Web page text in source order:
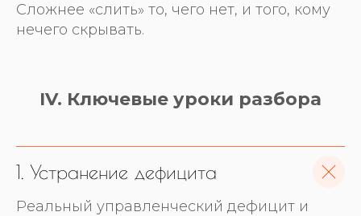
Сложнее «слить» то, чего нет, и того, кому
нечего скрывать.
IV. Ключевые уроки разбора
1. Устранение дефицита
Реальный управленческий дефицит и